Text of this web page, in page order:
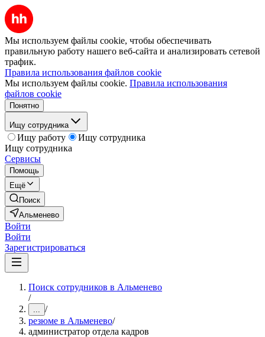
Мы используем файлы cookie, чтобы обеспечивать
правильную работу нашего веб-сайта и анализировать сетевой
трафик.
Правила использования файлов cookie
Мы используем файлы cookie. Правила использования
файлов cookie
Понятно
Ищу сотрудника
Ищу работу
Ищу сотрудника
Ищу сотрудника
Сервисы
Помощь
Ещё
Поиск
Альменево
Войти
Войти
Зарегистрироваться
Поиск сотрудников в Альменево
/
... /
резюме в Альменево/
администратор отдела кадров